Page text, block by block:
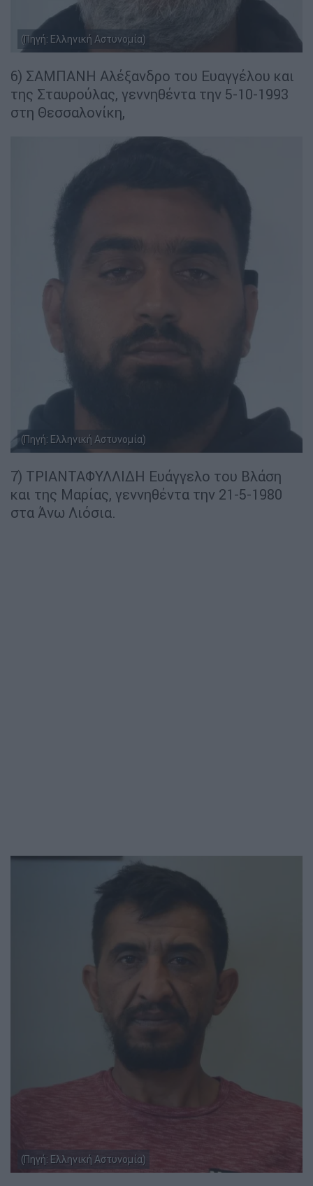
(Πηγή: Ελληνική Αστυνομία)
6) ΣΑΜΠΑΝΗ Αλέξανδρο του Ευαγγέλου και
της Σταυρούλας, γεννηθέντα την 5-10-1993
στη Θεσσαλονίκη,
(Πηγή: Ελληνική Αστυνομία)
7) ΤΡΙΑΝΤΑΦΥΛΛΙΔΗ Ευάγγελο του Βλάση
και της Μαρίας, γεννηθέντα την 21-5-1980
στα Άνω Λιόσια.
(Πηγή: Ελληνική Αστυνομία)